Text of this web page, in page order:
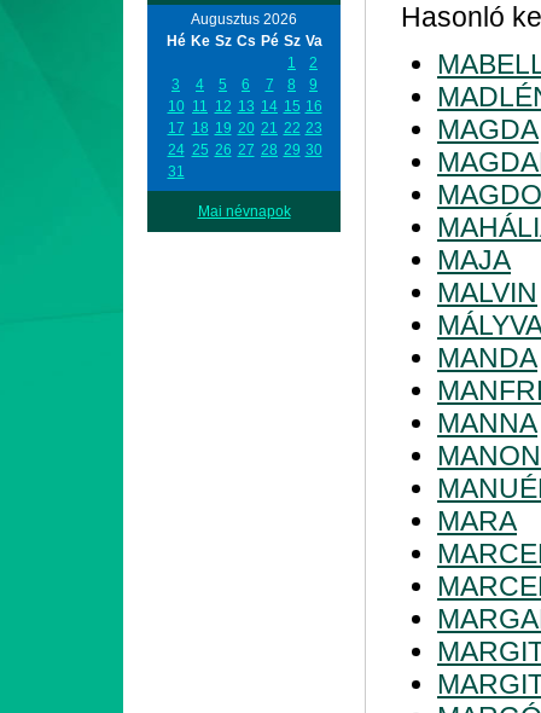
Augusztus 2026
Hé Ke Sz Cs Pé Sz Va
1
2
3
4 5 6 7 8
9
10 11 12 13 14 15 16
17 18 19 20 21 22 23
24 25 26 27 28 29 30
31
Mai névnapok
Hasonló
MAGDA
MAJA
MALVIN
MANDA
MANNA
MANON
MARA